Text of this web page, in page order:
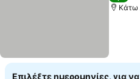
Κάτω
Επιλέξτε ημερομηνίες, για να